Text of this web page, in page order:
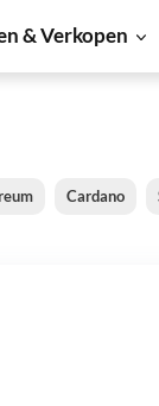
& Verkopen
Cardano